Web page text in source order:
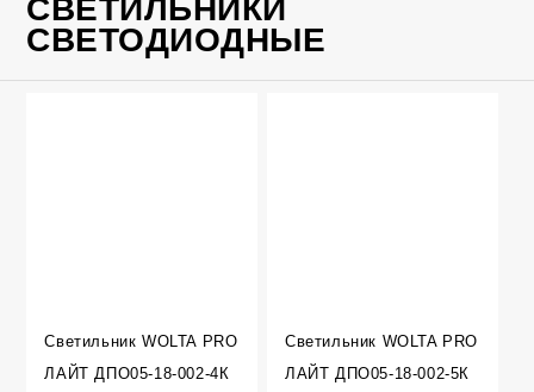
СВЕТИЛЬНИКИ
СВЕТОДИОДНЫЕ
Светильник WOLTA PRO
ЛАЙТ ДПО05-18-002-4К
Светильник WOLTA PRO
ЛАЙТ ДПО05-18-002-5К